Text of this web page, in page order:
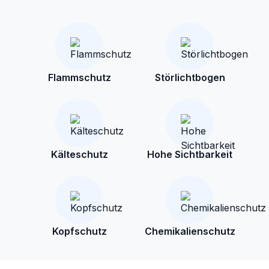
Flammschutz Störlichtbogen
Kälteschutz Hohe Sichtbarkeit
Kopfschutz Chemikalienschutz